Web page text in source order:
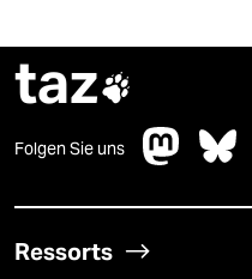
taz
Folgen Sie uns
Ressorts